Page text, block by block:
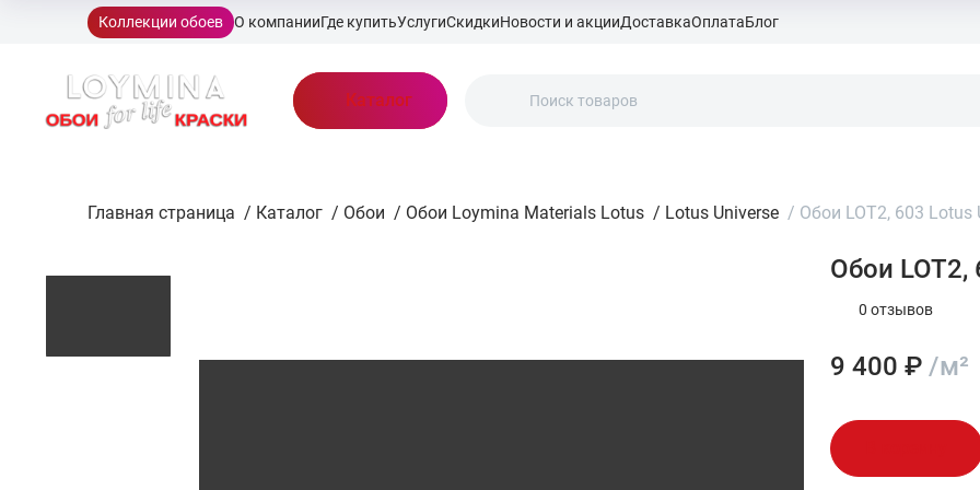
Коллекции обоев О компанииГде купитьУслугиСкидкиНовости и акцииДоставкаОплатаБлог
Каталог
Главная страница / Каталог / Обои / Обои Loymina Materials Lotus / Lotus Universe / Обои LOT2, 603
Обои LOT2,
0 отзывов
9 400 ₽ /м²